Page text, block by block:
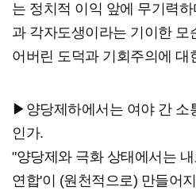
는 정치적 이익 앞에 무기력
과 각자도생이라는 기이한 모
어버린 도덕과 기회주의에 대
▶양당제하에서는 여야 간 소
인가.
"양당제와 극화 상태에서는
연합'이 (원천적으로) 만들어